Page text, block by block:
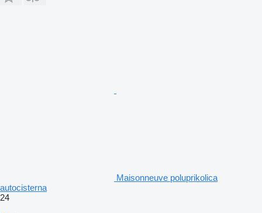
Maisonneuve poluprikolica
autocisterna
24